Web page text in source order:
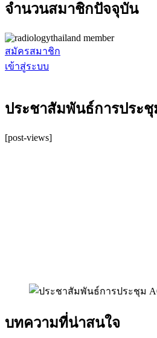
จำนวนสมาชิกปัจจุบัน
สมัครสมาชิก
เข้าสู่ระบบ
ประชาสัมพันธ์การประชุ
[post-views]
บทความที่น่าสนใจ